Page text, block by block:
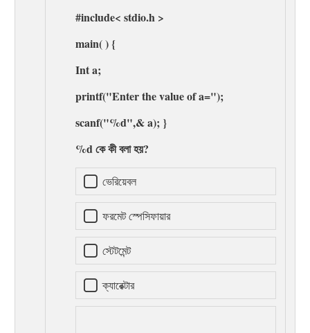
#include< stdio.h >
main( ) {
Int a;
printf("Enter the value of a=");
scanf("%d",& a); }
%d কে কী বলা হয়?
ভেরিয়েবল
ফরমেট স্পেসিফায়ার
স্টেটমেন্ট
ক্যারেক্টার